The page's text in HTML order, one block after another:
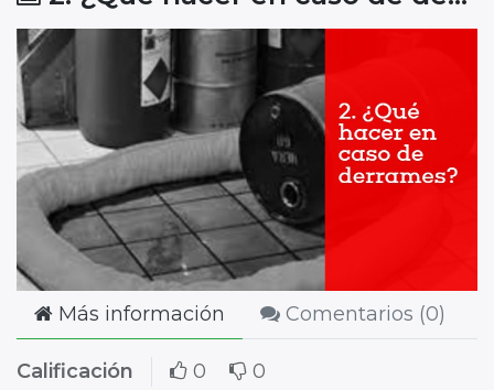
Más información Comentarios (0)
Calificación 0 0